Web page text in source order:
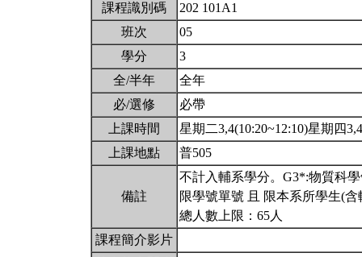
課程識別碼
202 101A1
班次
05
學分
3
全/半年
全年
必/選修
必帶
上課時間
星期二3,4(10:20~12:10)星期四
上課地點
普505
備註
不計入輔系學分。G3*:物質科
限學號單號 且 限本系所學生(
總人數上限：65人
課程簡介影片